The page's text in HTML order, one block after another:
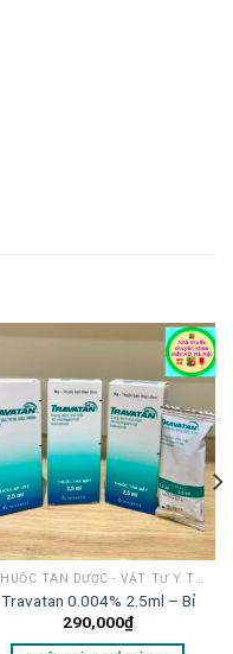
THUỐC TÂN DƯỢC - VẬT TƯ Y TẾ MẮT
Travatan 0.004% 2.5ml – Bỉ
290,000₫